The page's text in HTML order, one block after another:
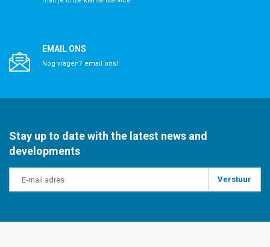
EMAIL ONS
Nog vragen? email ons!
Stay up to date with the latest news and
developments
Verstuur